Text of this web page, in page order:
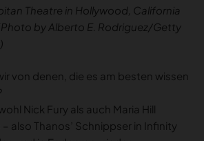
Theatre in Hollywood, California
by Alberto E. Rodriguez/Getty
von denen, die es am besten wissen
Nick Fury als auch Maria Hill
also Thanos’ Schnippser in Infinity